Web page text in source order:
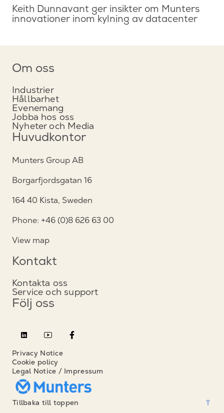
Keith Dunnavant ger insikter om Munters
innovationer inom kylning av datacenter
Om oss
Industrier
Hållbarhet
Evenemang
Jobba hos oss
Nyheter och Media
Huvudkontor
Munters Group AB
Borgarfjordsgatan 16
164 40 Kista, Sweden
Phone: +46 (0)8 626 63 00
View map
Kontakt
Kontakta oss
Service och support
Följ oss
Privacy Notice
Cookie policy
Legal Notice / Impressum
Tillbaka till toppen